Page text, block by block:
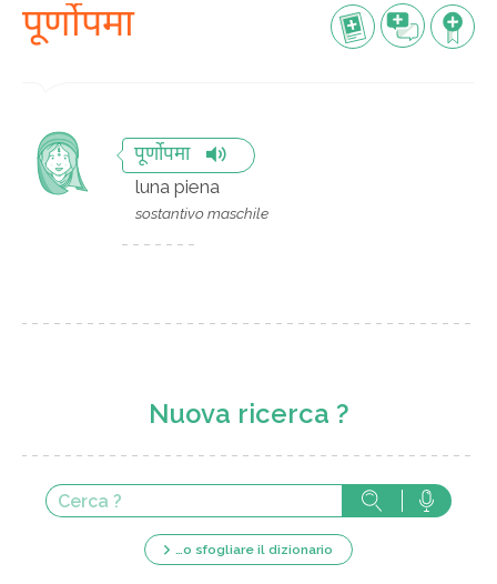
पूर्णोपमा
पूर्णोपमा
luna piena
sostantivo maschile
Nuova ricerca ?
…o sfogliare il dizionario